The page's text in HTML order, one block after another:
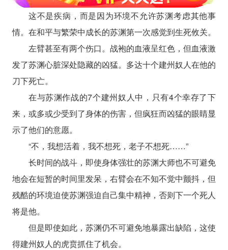
这不是疾病，而是因为环境不允许苏渊考虑其他事
情。在和平与繁荣中成长的苏渊第一次感觉到生死攸关。
左臂甚至有两个伤口。战袍的血液呈红色，但血液激
发了苏渊心脏深处隐藏的凶猛。多达十个建州奴人在他的
刀下死亡。
在与苏渊作战的7个建州奴人中，只有4个幸存了下
来，或多或少受到了身体的伤害，但疯狂而凶猛的眼睛显
示了他们的意愿。
“不，我想活着，我不想死，老子不想死……”
长时间的战斗，即使身体强壮的苏渊大师也不可避免
地会在短暂的时间里发呆，右臂会在不知不觉中颤抖，但
残酷的环境迫使苏渊强迫自己集中精神，否则下一个死人
将是他。
但是即使如此，苏渊仍不可避免地暴露出缺陷，这使
得建州奴人的虎贲抓住了机会。